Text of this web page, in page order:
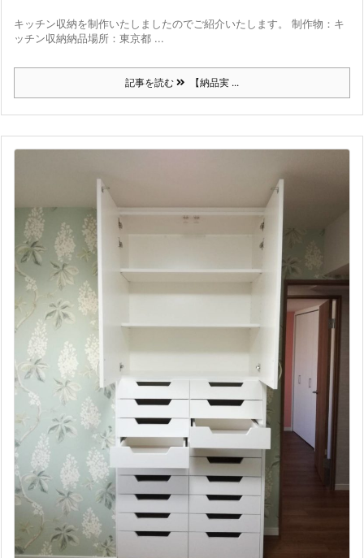
キッチン収納を制作いたしましたのでご紹介いたします。 制作物：キ
ッチン収納納品場所：東京都 ...
記事を読む 【納品実 ...